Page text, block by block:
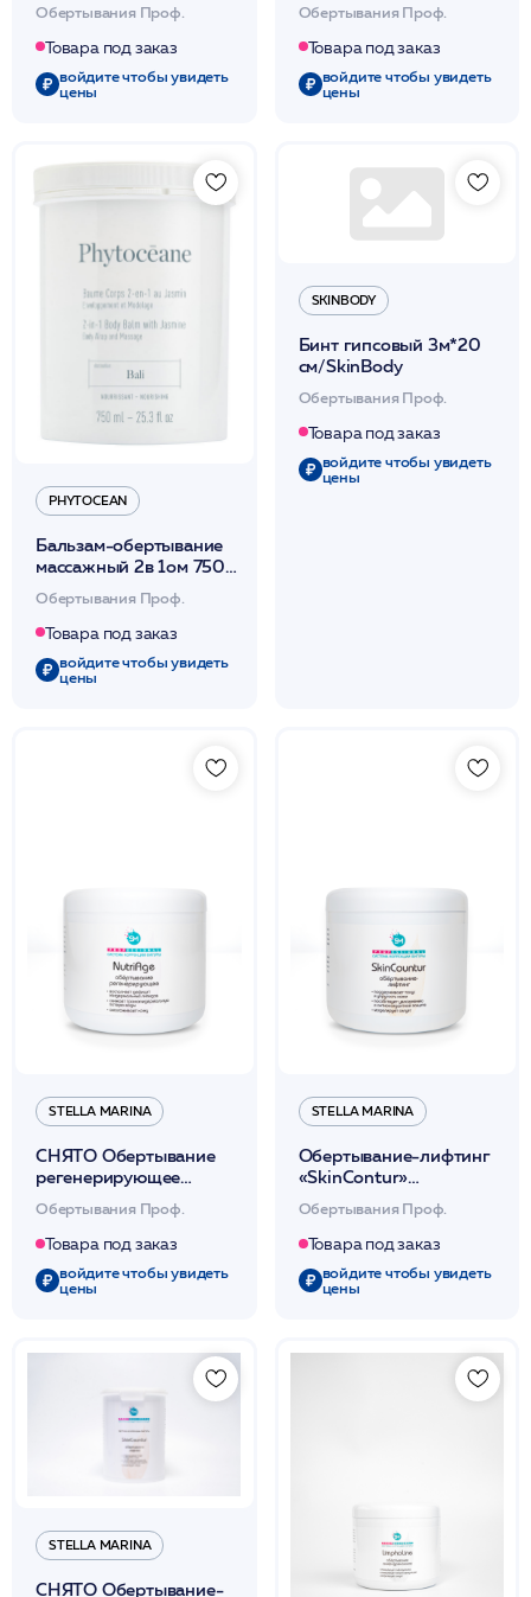
(несмываемое) 1л /
PHYTOMER
Обертывания Проф.
Товара под заказ
войдите чтобы увидеть
цены
2л / PHYTOMER
Обертывания Проф.
Товара под заказ
войдите чтобы увидеть
цены
PHYTOCEAN
Бальзам-обертывание
массажный 2в 1ом 750
Обертывания Проф.
Товара под заказ
войдите чтобы увидеть
цены
SKINBODY
Бинт гипсовый 3м*20
см/SkinBody
Обертывания Проф.
Товара под заказ
войдите чтобы увидеть
цены
STELLA MARINA
СНЯТО Обертывание
регенерирующее
«NutriAge» (термически
нейтральное для тела)
500мл /Stella Marina*
Обертывания Проф.
Товара под заказ
войдите чтобы увидеть
цены
STELLA MARINA
Обертывание-лифтинг
«SkinContur»
(термически
нейтральное для тела)
500мл /Stella Marina*
Обертывания Проф.
Товара под заказ
войдите чтобы увидеть
цены
STELLA MARINA
СНЯТО Обертывание-